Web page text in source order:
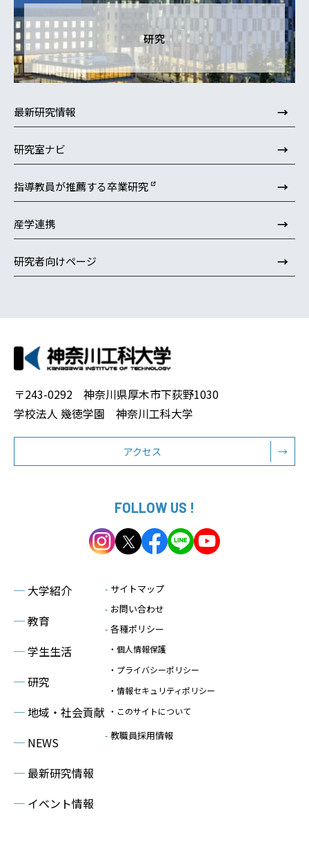
研究
最新研究情報 →
研究室ナビ →
指導教員が推薦する卒業研究 →
産学連携 →
研究者向けページ →
〒243-0292 神奈川県厚木市下荻野1030
学校法人 幾徳学園 神奈川工科大学
アクセス →
FOLLOW US !
─ 大学紹介
─教育
─学生生活
─研究
─地域・社会貢献
─ NEWS
─最新研究情報
─ イベント情報
- サイトマップ
- お問い合わせ
- 各種ポリシー
・個人情報保護
・プライバシーポリシー
・情報セキュリティポリシー
・このサイトについて
- 教職員採用情報